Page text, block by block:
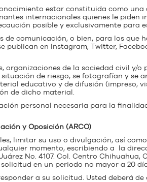
estar constituida como
internacionales quienes le piden
posible y exclusivamente para
de comunicación, o bien, para los
en Instagram, Twitter,
de la sociedad civil y/o
de riesgo, se fotografían y se
educativo y de difusión (impreso,
de dicho material.
personal necesaria para la
y Oposición (ARCO)
limitar su uso o divulgación, así
momento, escribiendo a la
No. 4107. Col. Centro Chihuahua,
en un periodo no mayor a 20
a su solicitud. Usted deberá